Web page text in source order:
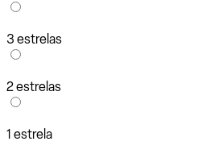
3 estrelas
2 estrelas
1 estrela